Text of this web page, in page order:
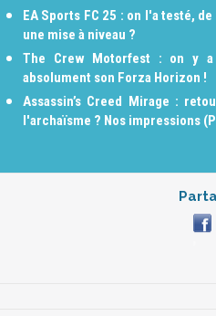
EA Sports FC 25 : on l'a testé,
une mise à niveau ?
The Crew Motorfest : on y a
absolument son Forza Horizon !
Assassin’s Creed Mirage :
l'archaïsme ? Nos impressions